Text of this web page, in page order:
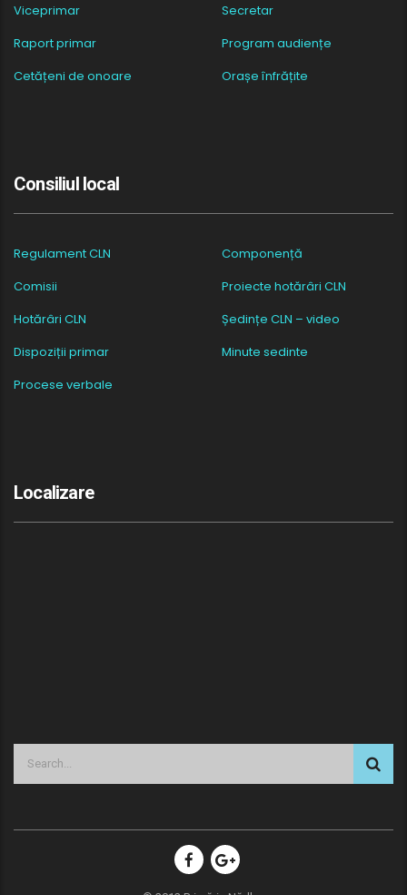
Viceprimar
Secretar
Raport primar
Program audiențe
Cetățeni de onoare
Orașe înfrățite
Consiliul local
Regulament CLN
Componență
Comisii
Proiecte hotărâri CLN
Hotărâri CLN
Ședințe CLN – video
Dispoziții primar
Minute sedinte
Procese verbale
Localizare